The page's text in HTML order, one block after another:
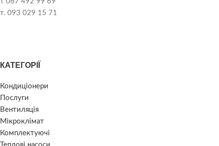
т. 093 029 15 71
КАТЕГОРІЇ
Кондиціонери
Послуги
Вентиляція
Мікроклімат
Комплектуючі
Теплові насоси